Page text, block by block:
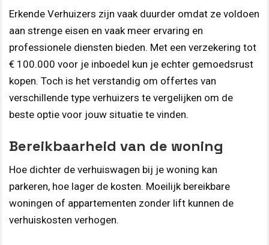
Erkende Verhuizers zijn vaak duurder omdat ze voldoen
aan strenge eisen en vaak meer ervaring en
professionele diensten bieden. Met een verzekering tot
€ 100.000 voor je inboedel kun je echter gemoedsrust
kopen. Toch is het verstandig om offertes van
verschillende type verhuizers te vergelijken om de
beste optie voor jouw situatie te vinden.
Bereikbaarheid van de woning
Hoe dichter de verhuiswagen bij je woning kan
parkeren, hoe lager de kosten. Moeilijk bereikbare
woningen of appartementen zonder lift kunnen de
verhuiskosten verhogen.